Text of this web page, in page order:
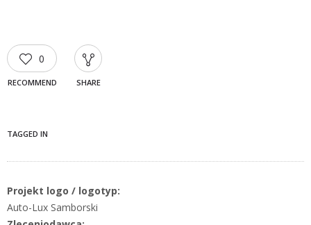
0
RECOMMEND SHARE
TAGGED IN
Projekt logo / logotyp:
Auto-Lux Samborski